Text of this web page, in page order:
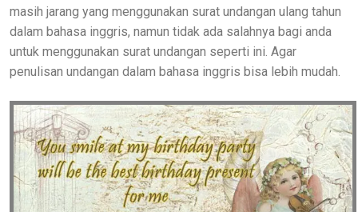
masih jarang yang menggunakan surat undangan ulang tahun
dalam bahasa inggris, namun tidak ada salahnya bagi anda
untuk menggunakan surat undangan seperti ini. Agar
penulisan undangan dalam bahasa inggris bisa lebih mudah.